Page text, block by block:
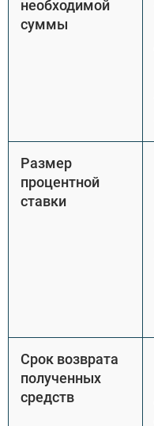
необходимой
суммы
Размер
процентной
ставки
Срок возврата
полученных
средств